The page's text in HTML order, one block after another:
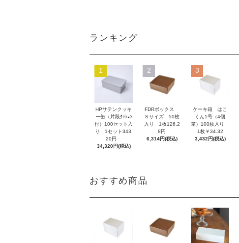
ランキング
1
HPサテンクッキ
ー缶（片段ｸｯｼｮﾝ
付）100セット入
り 1セット343.
20円
34,320円(税込)
2
FDRボックス
Ｓサイズ 50枚
入り 1枚126.2
8円
6,314円(税込)
3
ケーキ箱 はこ
くん1号（4個
箱）100枚入り
1枚￥34.32
3,432円(税込)
おすすめ商品